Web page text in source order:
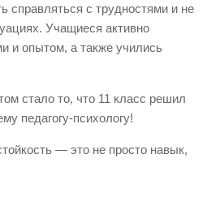
справляться с трудностями и не
Учащиеся активно
и опытом, а также учились
стало то, что 11 класс решил
педагогу-психологу!
— это не просто навык,